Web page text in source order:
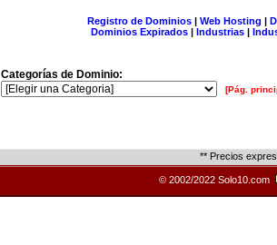
Registro de Dominios| Web Hosting |
Dominios Expirados | Industrias |
Categorías de Dominio:
[Pág.
** Precios
© 2002/2022 Solo10.com